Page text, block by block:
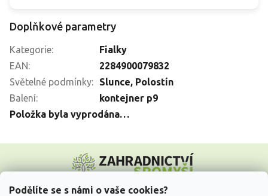
Podělíte se s námi o vaše cookies?
Doplňkové parametry
Kategorie:
Fialky
EAN:
2284900079832
Světelné podmínky: Slunce, Polostín
Balení:
kontejner p9
Položka byla vyprodána…
p